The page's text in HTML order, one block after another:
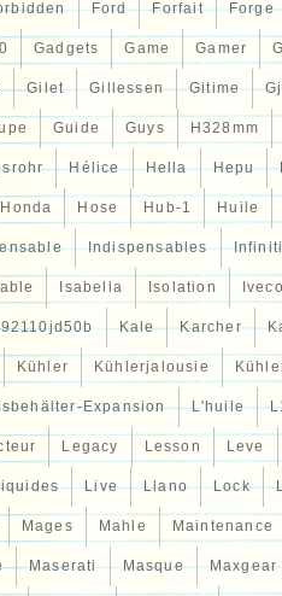
Ford Forfait Forge
Gadgets Game Gamer
Gilet Gillessen Gitime
Guide Guys H328mm
Hélice Hella Hepu
Honda Hose Hub-1 Huile
Indispensables
Isabella Isolation
Kale Karcher
Kühler Kühlerjalousie
Expansion L'huile
Legacy Lesson Leve
Live Llano Lock
Mages Mahle Maintenance
Maserati Masque Maxgear